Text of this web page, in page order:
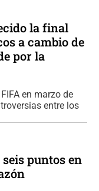
la final
a cambio de
por la
en marzo de
entre los
puntos en